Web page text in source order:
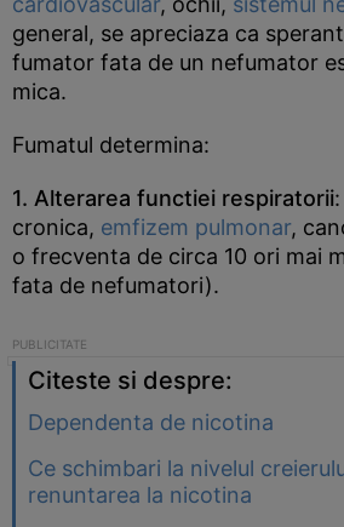
general, se apreciaza ca
fumator fata de un nefumator
mica.
Fumatul determina:
1. Alterarea functiei respiratorii:
cronica, emfizem pulmonar,
o frecventa de circa 10 ori mai
fata de nefumatori).
Citeste si despre:
Dependenta de nicotina
Ce schimbari la nivelul
renuntarea la nicotina